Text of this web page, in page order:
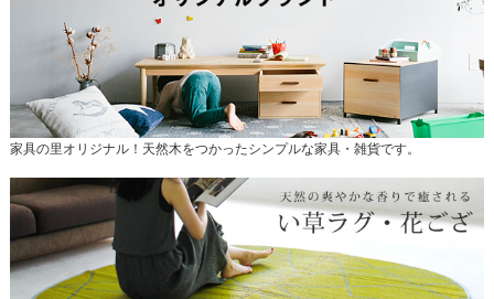
家具の里オリジナル！天然木をつかったシンプルな家具・雑貨です。